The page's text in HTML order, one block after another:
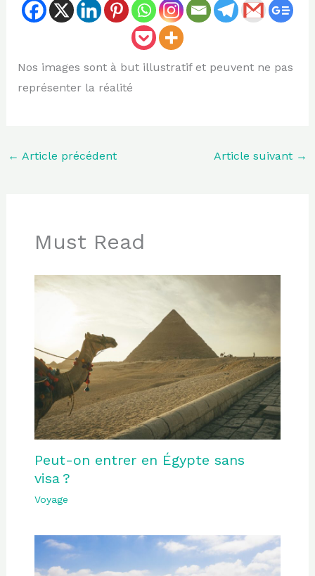
Nos images sont à but illustratif et peuvent ne pas
représenter la réalité
← Article précédent Article suivant →
Must Read
Peut-on entrer en Égypte sans
visa ?
Voyage